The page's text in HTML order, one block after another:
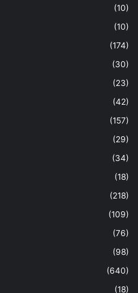
(10)
(10)
(174)
(30)
(23)
(42)
(157)
(29)
(34)
(18)
(218)
(109)
(76)
(98)
(640)
(18)